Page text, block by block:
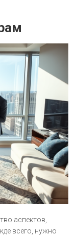
аспектов,
всего, нужно